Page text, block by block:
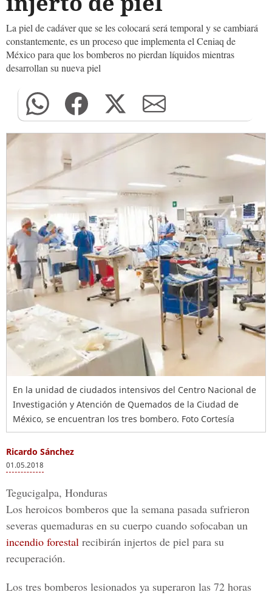
La piel de cadáver que se les colocará será temporal y se cambiará
constantemente, es un proceso que implementa el Ceniaq de
México para que los bomberos no pierdan líquidos mientras
desarrollan su nueva piel
En la unidad de ciudados intensivos del Centro Nacional de
Investigación y Atención de Quemados de la Ciudad de
México, se encuentran los tres bombero. Foto Cortesía
Ricardo Sánchez
01.05.2018
Tegucigalpa, Honduras
Los heroicos bomberos que la semana pasada sufrieron
severas quemaduras en su cuerpo cuando sofocaban un
incendio forestal recibirán injertos de piel para su
recuperación.
Los tres bomberos lesionados ya superaron las 72 horas